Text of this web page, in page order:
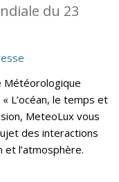
du 23
Météorologique
L’océan, le temps et
MeteoLux vous
des interactions
et l’atmosphère.